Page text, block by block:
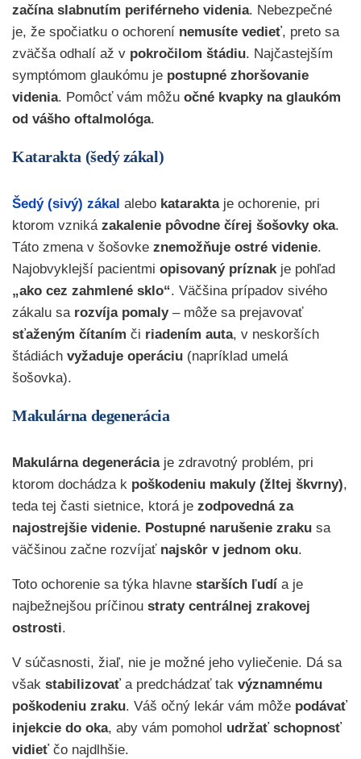
začína slabnutím periférneho videnia. Nebezpečné
je, že spočiatku o ochorení nemusíte vedieť, preto sa
zväčša odhalí až v pokročilom štádiu. Najčastejším
symptómom glaukómu je postupné zhoršovanie
videnia. Pomôcť vám môžu očné kvapky na glaukóm
od vášho oftalmológa.
Katarakta (šedý zákal)
Šedý (sivý) zákal alebo kataraktaje ochorenie, pri
ktorom vzniká zakalenie pôvodne čírej šošovky oka.
Táto zmena v šošovke znemožňuje ostré videnie.
Najobvyklejší pacientmi opisovaný príznakje pohľad
„ako cez zahmlené sklo“. Väčšina prípadov sivého
zákalu sa rozvíja pomaly– môže sa prejavovať
sťaženým čítaním či riadením auta, v neskorších
štádiách vyžaduje operáciu (napríklad umelá
šošovka).
Makulárna degenerácia
Makulárna degeneráciaje zdravotný problém, pri
ktorom dochádza k poškodeniu makuly (žltej škvrny),
teda tej časti sietnice, ktorá je zodpovedná za
najostrejšie videnie. Postupné narušenie zraku sa
väčšinou začne rozvíjať najskôr v jednom oku.
Toto ochorenie sa týka hlavne starších ľudí a je
najbežnejšou príčinou straty centrálnej zrakovej
ostrosti.
V súčasnosti, žiaľ, nie je možné jeho vyliečenie. Dá sa
však stabilizovať a predchádzať tak významnému
poškodeniu zraku. Váš očný lekár vám môže podávať
injekcie do oka, aby vám pomohol udržať schopnosť
vidieť čo najdlhšie.